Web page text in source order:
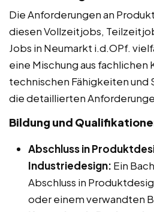
Die Anforderungen an
diesen Vollzeitjobs,
Jobs in Neumarkt i.d.OPf.
eine Mischung aus fachlichen
technischen Fähigkeiten und
die detaillierten
Bildung und
Abschluss in
Industriedesign: Ein
Abschluss in
oder einem verwandten